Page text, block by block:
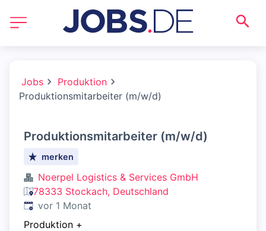
Jobs
Produktion
Produktionsmitarbeiter (m/w/d)
Produktionsmitarbeiter (m/w/d)
merken
Noerpel Logistics & Services GmbH
78333 Stockach, Deutschland
Veröffentlicht:
vor 1 Monat
Produktion +